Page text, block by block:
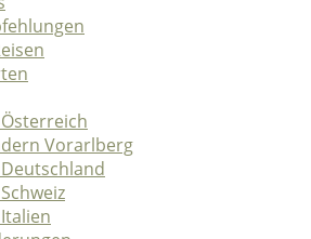
Vorarlberg